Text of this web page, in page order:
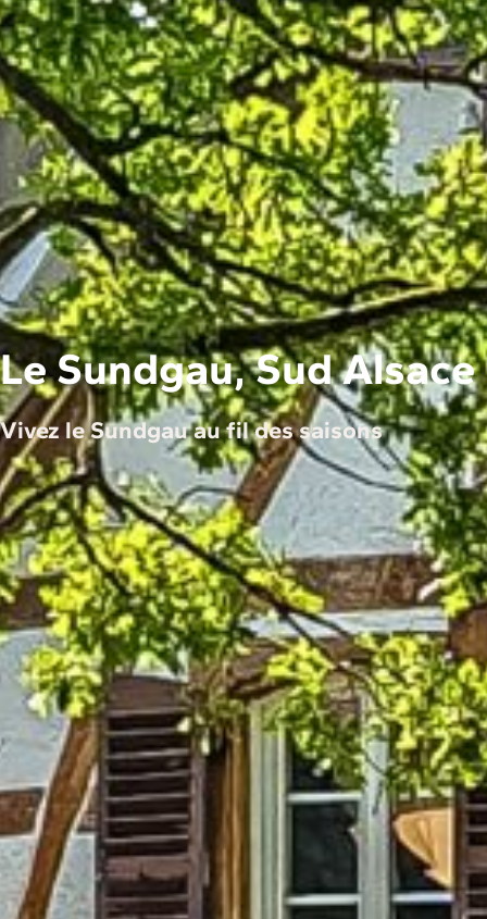
Le Sundgau, Sud Alsace
Vivez le Sundgau au fil des saisons